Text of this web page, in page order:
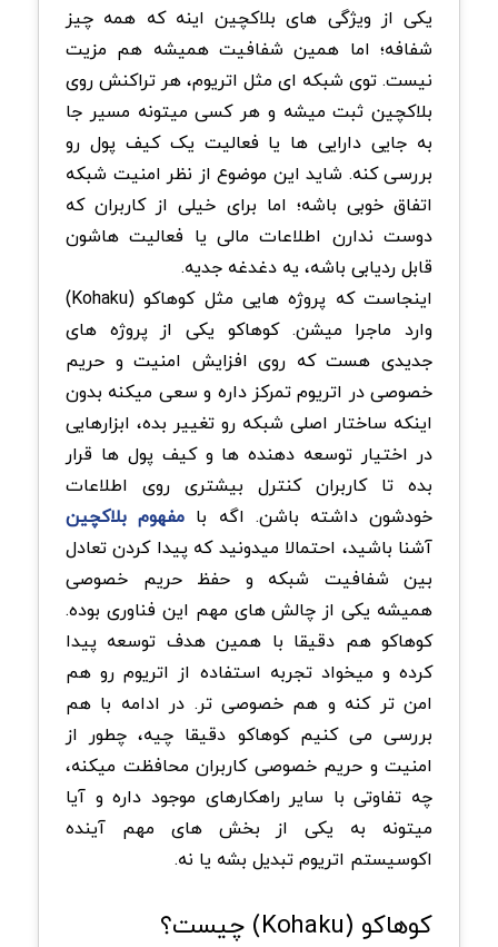
یکی از ویژگی های بلاکچین اینه که همه چیز
شفافه؛ اما همین شفافیت همیشه هم مزیت
نیست. توی شبکه ای مثل اتریوم، هر تراکنش روی
بلاکچین ثبت میشه و هر کسی میتونه مسیر جا
به جایی دارایی ها یا فعالیت یک کیف پول رو
بررسی کنه. شاید این موضوع از نظر امنیت شبکه
اتفاق خوبی باشه؛ اما برای خیلی از کاربران که
دوست ندارن اطلاعات مالی یا فعالیت هاشون
قابل ردیابی باشه، یه دغدغه جدیه.
اینجاست که پروژه هایی مثل کوهاکو (Kohaku)
وارد ماجرا میشن. کوهاکو یکی از پروژه های
جدیدی هست که روی افزایش امنیت و حریم
خصوصی در اتریوم تمرکز داره و سعی میکنه بدون
اینکه ساختار اصلی شبکه رو تغییر بده، ابزارهایی
در اختیار توسعه دهنده ها و کیف پول ها قرار
بده تا کاربران کنترل بیشتری روی اطلاعات
خودشون داشته باشن. اگه با مفهوم بلاکچین
آشنا باشید، احتمالا میدونید که پیدا کردن تعادل
بین شفافیت شبکه و حفظ حریم خصوصی
همیشه یکی از چالش های مهم این فناوری بوده.
کوهاکو هم دقیقا با همین هدف توسعه پیدا
کرده و میخواد تجربه استفاده از اتریوم رو هم
امن تر کنه و هم خصوصی تر. در ادامه با هم
بررسی می کنیم کوهاکو دقیقا چیه، چطور از
امنیت و حریم خصوصی کاربران محافظت میکنه،
چه تفاوتی با سایر راهکارهای موجود داره و آیا
میتونه به یکی از بخش های مهم آینده
اکوسیستم اتریوم تبدیل بشه یا نه.
کوهاکو (Kohaku) چیست؟